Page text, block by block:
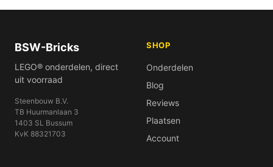
BSW-Bricks
LEGO® onderdelen, direct
uit voorraad
Steenbouw B.V.
TB Huurmanlaan 3
1403 SL Bussum
KvK 88321703
SHOP
Onderdelen
Blog
Reviews
Plaatsen
Account